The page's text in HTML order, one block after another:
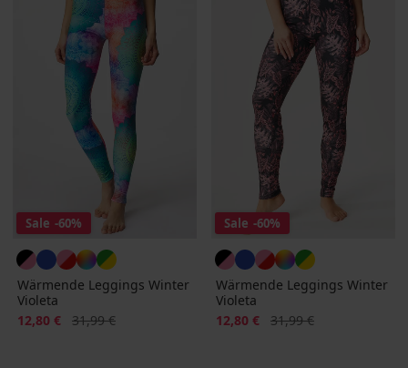
Sale -60%
Wärmende Leggings Winter
Violeta
Rabatt
12,80 € Alter Preis
31,99 €
Sale -60%
Wärmende Leggings Winter
Violeta
Rabatt
12,80 € Alter Preis
31,99 €